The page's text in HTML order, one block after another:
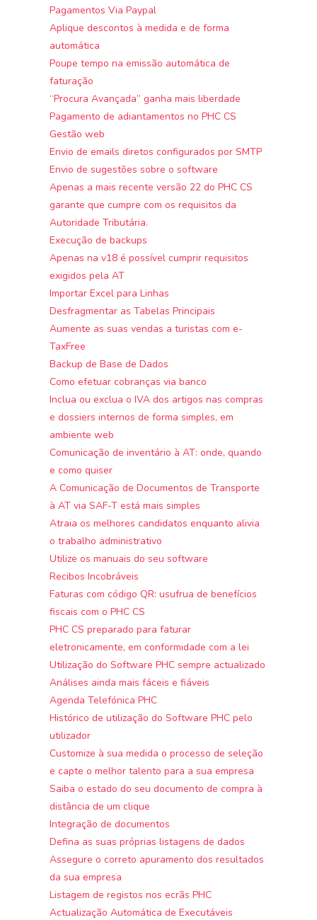
Pagamentos Via Paypal
Aplique descontos à medida e de forma
automática
Poupe tempo na emissão automática de
faturação
“Procura Avançada” ganha mais liberdade
Pagamento de adiantamentos no PHC CS
Gestão web
Envio de emails diretos configurados por SMTP
Envio de sugestões sobre o software
Apenas a mais recente versão 22 do PHC CS
garante que cumpre com os requisitos da
Autoridade Tributária.
Execução de backups
Apenas na v18 é possível cumprir requisitos
exigidos pela AT
Importar Excel para Linhas
Desfragmentar as Tabelas Principais
Aumente as suas vendas a turistas com e-
TaxFree
Backup de Base de Dados
Como efetuar cobranças via banco
Inclua ou exclua o IVA dos artigos nas compras
e dossiers internos de forma simples, em
ambiente web
Comunicação de inventário à AT: onde, quando
e como quiser
A Comunicação de Documentos de Transporte
à AT via SAF-T está mais simples
Atraia os melhores candidatos enquanto alivia
o trabalho administrativo
Utilize os manuais do seu software
Recibos Incobráveis
Faturas com código QR: usufrua de benefícios
fiscais com o PHC CS
PHC CS preparado para faturar
eletronicamente, em conformidade com a lei
Utilização do Software PHC sempre actualizado
Análises ainda mais fáceis e fiáveis
Agenda Telefónica PHC
Histórico de utilização do Software PHC pelo
utilizador
Customize à sua medida o processo de seleção
e capte o melhor talento para a sua empresa
Saiba o estado do seu documento de compra à
distância de um clique
Integração de documentos
Defina as suas próprias listagens de dados
Assegure o correto apuramento dos resultados
da sua empresa
Listagem de registos nos ecrãs PHC
Actualização Automática de Executáveis